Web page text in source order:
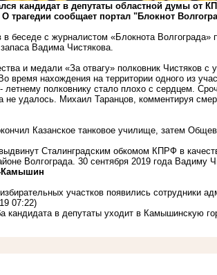
кандидат в депутаты областной думы
трагедии сообщает портал "Блокнот
беседе с журналистом «Блокнота Волгограда»
Вадима Чистякова.
и медали «За отвагу» полковник Чистяков с
время нахождения на территории одного из
летнему полковнику стало плохо с сердцем.
не удалось. Михаил Таранцов, комментируя
Казанское танковое училище, затем
Сталинградским обкомом КПРФ в
Волгограда. 30 сентября 2019 года Вадиму
Камышин
участков появились сотрудники
07:22)
кандидата в депутаты уходит в Камышинскую